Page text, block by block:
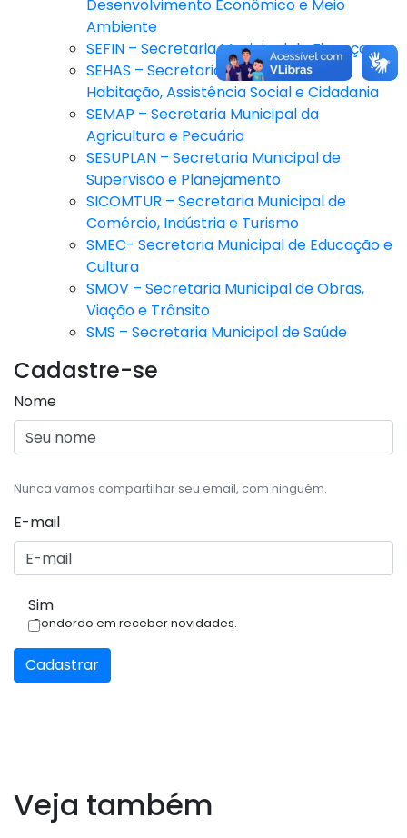
Desenvolvimento Econômico e Meio
Ambiente
SEFIN – Secretaria Municipal de Finanças
SEHAS – Secretaria Municipal de
Habitação, Assistência Social e Cidadania
SEMAP – Secretaria Municipal da
Agricultura e Pecuária
SESUPLAN – Secretaria Municipal de
Supervisão e Planejamento
SICOMTUR – Secretaria Municipal de
Comércio, Indústria e Turismo
SMEC- Secretaria Municipal de Educação e
Cultura
SMOV – Secretaria Municipal de Obras,
Viação e Trânsito
SMS – Secretaria Municipal de Saúde
Cadastre-se
Nome
Nunca vamos compartilhar seu email, com ninguém.
E-mail
Sim
Condordo em receber novidades.
Cadastrar
Veja também